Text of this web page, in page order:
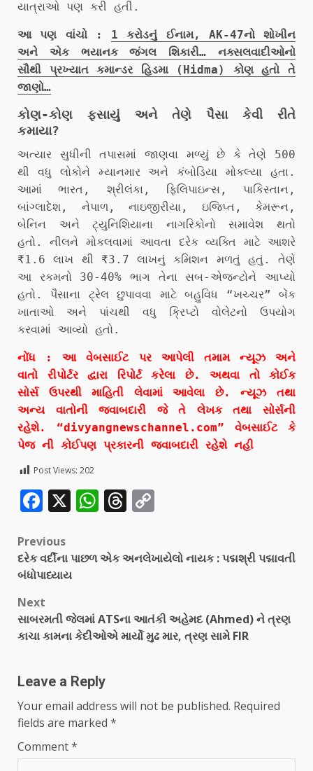
યાત્રાઓ પણ કરી હતી.
આ પણ વાંચો : 1 કરોડનું ઈનામ, AK-47નો શોખીન
અને એક ભયાનક જંગલ શિકારી… નક્સલવાદીઓનો
સૌથી પ્રખ્યાત કમાન્ડર હિડમા (Hidma) કોણ હતો તે
જાણો…
કોણ-કોણ ફસાયું અને તેણે પૈસા કેવી રીતે
કમાયા?
અત્યાર સુધીની તપાસમાં જાણવા મળ્યું છે કે તેણે 500
થી વધુ લોકોને મ્યાનમાર અને કંબોડિયા મોકલ્યા હતા.
આમાં ભારત, શ્રીલંકા, ફિલિપાઇન્સ, પાકિસ્તાન,
બાંગ્લાદેશ, નેપાળ, નાઇજીરીયા, ઇજિપ્ત, કેમરૂન,
બેનિન અને ટ્યુનિશિયાના નાગરિકોનો સમાવેશ થતો
હતો. નીલને મોકલવામાં આવતા દરેક વ્યક્તિ માટે આશરે
₹1.6 લાખ થી ₹3.7 લાખનું કમિશન મળતું હતું. તેણે
આ રકમનો 30-40% ભાગ તેના સબ-એજન્ટોને આપ્યો
હતો. પૈસાના ટ્રેલ છુપાવવા માટે બહુવિધ “ખચ્ચર” બેંક
ખાતાઓ અને પાંચથી વધુ ક્રિપ્ટો વોલેટનો ઉપયોગ
કરવામાં આવ્યો હતો.
નોંધ : આ વેબસાઈટ પર આપેલી તમામ ન્યૂઝ અને
વાતો રીપોર્ટર દ્વારા રિપોર્ટ કરેલા છે. અથવા તો કોઈક
સોર્સ ઉપરથી માહિતી લેવામાં આવેલા છે. ન્યૂઝ તથા
અન્ય વાતોની જવાબદારી જે તે લેખક તથા સોર્સની
રહેશે. “divyangnewschannel.com” વેબસાઈટ કે
પેજ ની કોઈપણ પ્રકારની જવાબદારી રહેશે નહી
Post Views: 202
Facebook
X WhatsApp
Threads
Previous
દરેક વર્દીના પાછળ એક અનલેખાયેલો નાયક : પદ્મશ્રી પદ્માવતી
બંધોપાધ્યાય
Next
સાબરમતી જેલમાં ATSના આતંકી અહેમદ (Ahmed) ને ત્રણ
કાચા કામના કેદીઓએ માર્યો મુઢ માર, ત્રણ સામે FIR
Leave a Reply
Your email address will not be published. Required
fields are marked *
Comment*